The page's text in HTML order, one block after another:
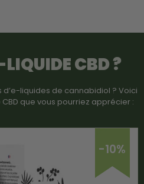
LIQUIDE CBD?
liquides de cannabidiol ? Voici
que vous pourriez apprécier :
-10%